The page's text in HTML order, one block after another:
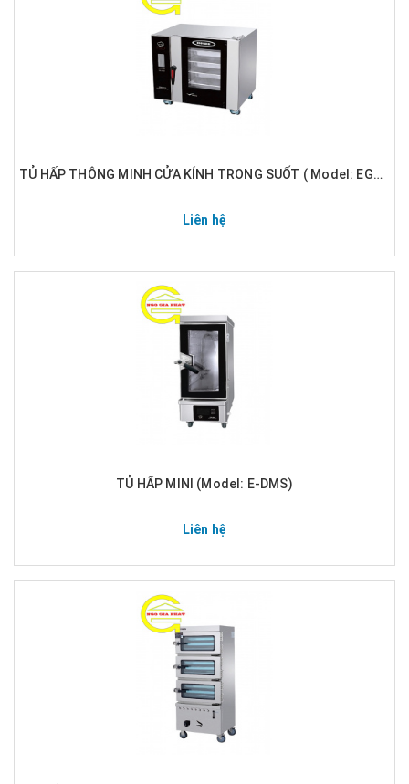
TỦ HẤP THÔNG MINH CỬA KÍNH TRONG SUỐT ( Model: EGA-DRS)
Liên hệ
TỦ HẤP MINI (Model: E-DMS)
Liên hệ